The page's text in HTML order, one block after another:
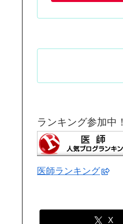
ランキング参加中！
医師ランキング
X